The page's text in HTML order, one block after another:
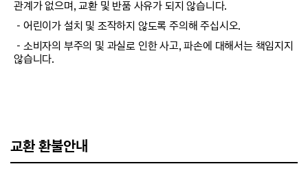
관계가 없으며, 교환 및 반품 사유가 되지 않습니다.
－어린이가 설치 및 조작하지 않도록 주의해 주십시오.
－소비자의 부주의 및 과실로 인한 사고, 파손에 대해서는 책임지지
않습니다.
교환 환불안내